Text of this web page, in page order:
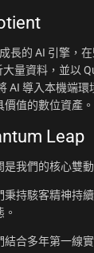
長的 AI 引擎，
量資料，並以
AI 導入本機端
值的數位資產。
Leap
我們的核心雙動
持駭客精神持
結合多年第一線